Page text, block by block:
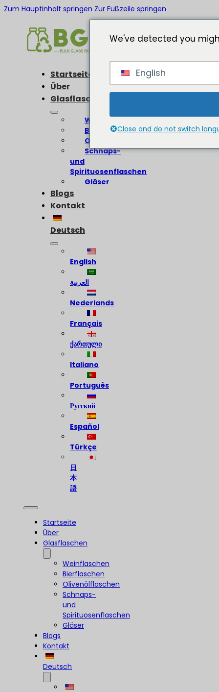
Zum Hauptinhalt springen Zur Fußzeile springen
Startseite
Über
Glasflaschen
Weinflaschen
Bierflaschen
Olivenölflaschen
Schnaps-
und
Spirituosenflaschen
Gläser
Blogs
Kontakt
Deutsch
English
العربية
Nederlands
Français
ქართული
Italiano
Português
Русский
Español
Türkçe
日
本
語
Startseite
Über
Glasflaschen
Weinflaschen
Bierflaschen
Olivenölflaschen
Schnaps-
und
Spirituosenflaschen
Gläser
Blogs
Kontakt
Deutsch
We've detected you
English
Close and do not switch